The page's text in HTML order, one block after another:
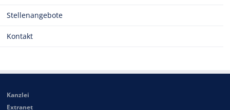
Stellenangebote
Kontakt
Kanzlei
Extranet